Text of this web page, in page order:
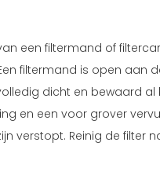
een filtermand of
filtermand is open aan
dicht en bewaard al
en een voor grover
verstopt. Reinig de filter